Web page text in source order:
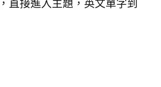
直接進入主題，英文單字到